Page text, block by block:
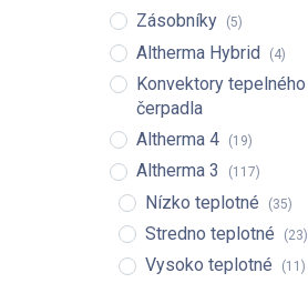
Zásobníky (5)
Altherma Hybrid (4)
Konvektory tepelného
čerpadla
Altherma 4
(19)
Altherma 3 (117)
Nízko teplotné (35)
Stredno teplotné (23)
Vysoko teplotné (11)